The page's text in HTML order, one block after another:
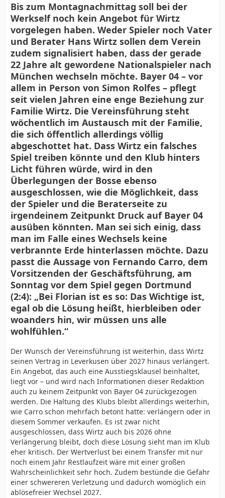
Bis zum Montagnachmittag soll bei der
Werkself noch kein Angebot für Wirtz
vorgelegen haben. Weder Spieler noch Vater
und Berater Hans Wirtz sollen dem Verein
zudem signalisiert haben, dass der gerade
22 Jahre alt gewordene Nationalspieler nach
München wechseln möchte. Bayer 04 – vor
allem in Person von Simon Rolfes – pflegt
seit vielen Jahren eine enge Beziehung zur
Familie Wirtz. Die Vereinsführung steht
wöchentlich im Austausch mit der Familie,
die sich öffentlich allerdings völlig
abgeschottet hat. Dass Wirtz ein falsches
Spiel treiben könnte und den Klub hinters
Licht führen würde, wird in den
Überlegungen der Bosse ebenso
ausgeschlossen, wie die Möglichkeit, dass
der Spieler und die Beraterseite zu
irgendeinem Zeitpunkt Druck auf Bayer 04
ausüben könnten. Man sei sich einig, dass
man im Falle eines Wechsels keine
verbrannte Erde hinterlassen möchte. Dazu
passt die Aussage von Fernando Carro, dem
Vorsitzenden der Geschäftsführung, am
Sonntag vor dem Spiel gegen Dortmund
(2:4): „Bei Florian ist es so: Das Wichtige ist,
egal ob die Lösung heißt, hierbleiben oder
woanders hin, wir müssen uns alle
wohlfühlen.“
Der Wunsch der Vereinsführung ist weiterhin, dass Wirtz
seinen Vertrag in Leverkusen über 2027 hinaus verlängert.
Ein Angebot, das auch eine Ausstiegsklausel beinhaltet,
liegt vor – und wird nach Informationen dieser Redaktion
auch zu keinem Zeitpunkt von Bayer 04 zurückgezogen
werden. Die Haltung des Klubs bleibt allerdings weiterhin,
wie Carro schon mehrfach betont hatte: verlängern oder in
diesem Sommer verkaufen. Es ist zwar nicht
ausgeschlossen, dass Wirtz auch bis 2026 ohne
Verlängerung bleibt, doch diese Lösung sieht man im Klub
eher kritisch. Der Wertverlust bei einem Transfer mit nur
noch einem Jahr Restlaufzeit wäre mit einer großen
Wahrscheinlichkeit sehr hoch. Zudem bestünde die Gefahr
einer schwereren Verletzung und dadurch womöglich ein
ablösefreier Wechsel 2027.